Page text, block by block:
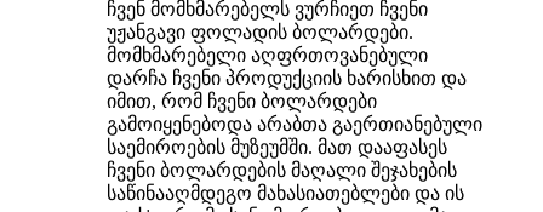
ჩვენ მომხმარებელს ვურჩიეთ ჩვენი
უჟანგავი ფოლადის ბოლარდები.
მომხმარებელი აღფრთოვანებული
დარჩა ჩვენი პროდუქციის ხარისხით და
იმით, რომ ჩვენი ბოლარდები
გამოიყენებოდა არაბთა გაერთიანებული
საემიროების მუზეუმში. მათ დააფასეს
ჩვენი ბოლარდების მაღალი შეჯახების
საწინააღმდეგო მახასიათებლები და ის